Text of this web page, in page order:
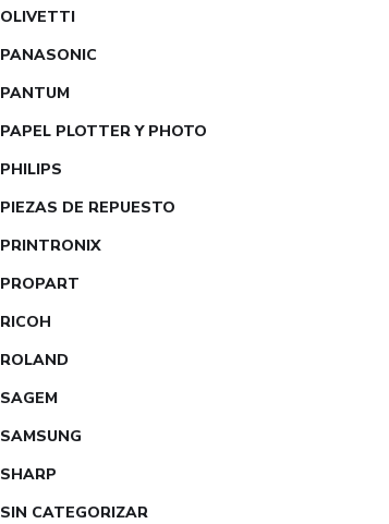
OLIVETTI
PANASONIC
PANTUM
PAPEL PLOTTER Y PHOTO
PHILIPS
PIEZAS DE REPUESTO
PRINTRONIX
PROPART
RICOH
ROLAND
SAGEM
SAMSUNG
SHARP
SIN CATEGORIZAR